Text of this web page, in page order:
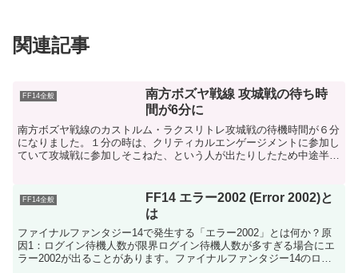
関連記事
FF14全般
南方ボズヤ戦線 攻城戦の待ち時
間が6分に
南方ボズヤ戦線のカストルム・ラクスリトレ攻城戦の待機時間が６分
になりました。１分の時は、クリティカルエンゲージメントに参加し
ていて攻城戦に参加しそこねた、という人が出たりしたため中途半端
FF14全般
FF14 エラー2002 (Error 2002)と
は
ファイナルファンタジー14で発生する「エラー2002」とは何か？原
因1：ログイン待機人数が限界ログイン待機人数が多すぎる場合にエ
ラー2002が出ることがあります。ファイナルファンタジー14のログ